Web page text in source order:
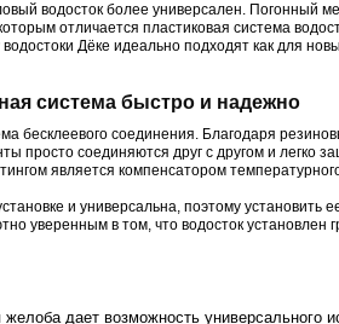
водосток более универсален. Погонный
отличается пластиковая система
Дёке идеально подходят как для
система быстро и надежно
бесклеевого соединения. Благодаря
просто соединяются друг с другом и легко
является компенсатором
и универсальна, поэтому установить
уверенным в том, что водосток установлен
дает возможность универсального